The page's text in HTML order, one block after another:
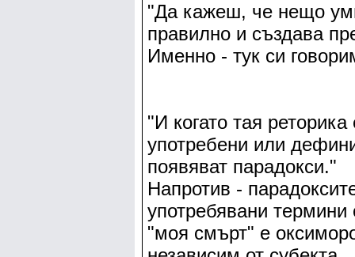
"Да кажеш, че нещо
правилно и създава
Именно - тук си
"И когато тая
употребени или
появяват парадокси."
Напротив -
употребявани
"моя смърт" е